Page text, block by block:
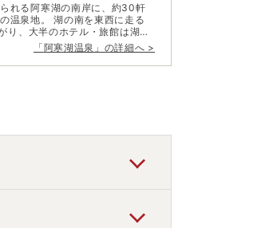
れる阿寒湖の南岸に、約30軒
を東西に走る
、大半のホテル・旅館は湖に
の美しい風景が一望できる。
のアイヌコタンがあり、北の大
にもかかわらず毎年多くの湯客
「阿寒湖温泉 」の詳細へ >